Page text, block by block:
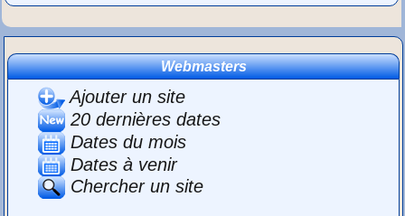
Webmasters
Ajouter un site
20 dernières dates
Dates du mois
Dates à venir
Chercher un site